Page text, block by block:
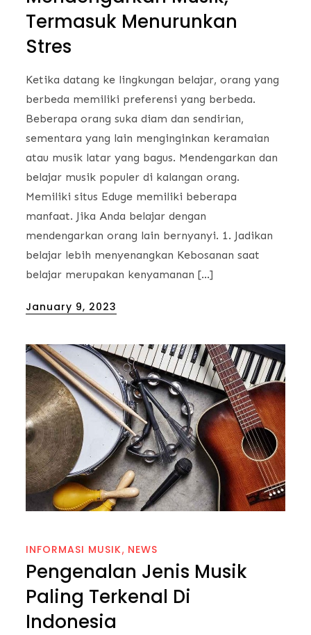
Termasuk Menurunkan
Stres
Ketika datang ke lingkungan belajar, orang yang
berbeda memiliki preferensi yang berbeda.
Beberapa orang suka diam dan sendirian,
sementara yang lain menginginkan keramaian
atau musik latar yang bagus. Mendengarkan dan
belajar musik populer di kalangan orang.
Memiliki situs Eduge memiliki beberapa
manfaat. Jika Anda belajar dengan
mendengarkan orang lain bernyanyi. 1. Jadikan
belajar lebih menyenangkan Kebosanan saat
belajar merupakan kenyamanan […]
Posted
January 9, 2023
INFORMASI MUSIK NEWS
Pengenalan Jenis Musik
Paling Terkenal Di
Indonesia